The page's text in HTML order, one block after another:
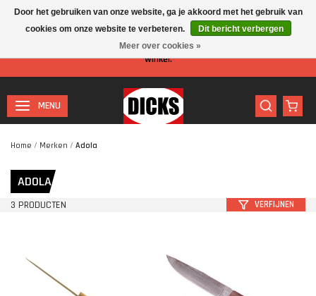
Let op: I.v.m. de zomervakantie is er minder personeel aanwezig in de
winkel.
MENU
Home / Merken / Adola
ADOLA
3 PRODUCTEN VERFIJNEN
Door het gebruiken van onze website, ga je akkoord met het gebruik van
cookies om onze website te verbeteren.
Dit bericht verbergen
Meer over cookies »